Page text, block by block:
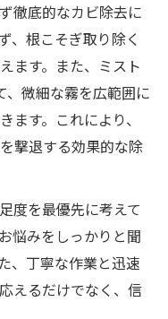
徹底的なカビ除去に
、根こそぎ取り除く
ます。また、ミスト
微細な霧を広範囲に
ます。これにより、
撃退する効果的な除
度を最優先に考えて
悩みをしっかりと聞
、丁寧な作業と迅速
えるだけでなく、信